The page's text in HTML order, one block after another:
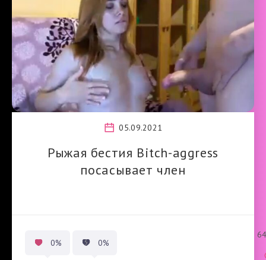
05.09.2021
Рыжая бестия Bitch-aggress
посасывает член
0% 0%